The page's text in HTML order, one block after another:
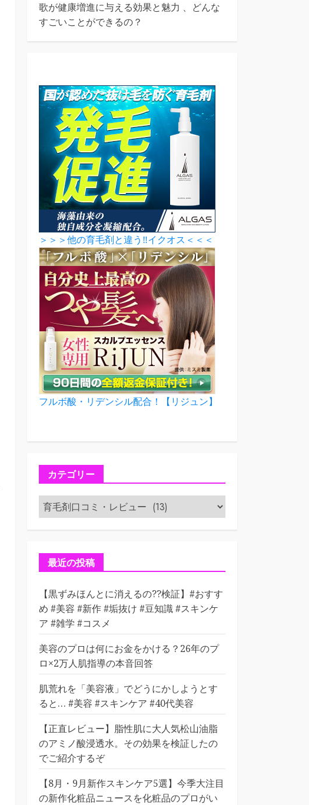
歌が健康増進に与える効果と魅力 、どんな
すごいことができるの？
＞＞＞他の育毛剤と違う‼イクオス＜＜＜
フルボ酸・リデンシル配合！【リジュン】
カテゴリー
カ
テ
ゴ
ー最近の投稿
【黒ずみほんとに消えるの??検証】#おすす
め #美容 #新作 #垢抜け #豆知識 #スキンケ
ア #雑学 #コスメ
美容のプロは何にお金をかける？26年のプ
ロ×2万人肌指導の本音回答
肌荒れを「美容液」でどうにかしようとす
ると… #美容 #スキンケア #40代美容
【正直レビュー】脂性肌に大人気松山油脂
のアミノ酸浸透水。その効果を検証したの
でご紹介するぞ
【8月・9月新作スキンケア5選】今季大注目
の新作化粧品ニュースを化粧品のプロがい